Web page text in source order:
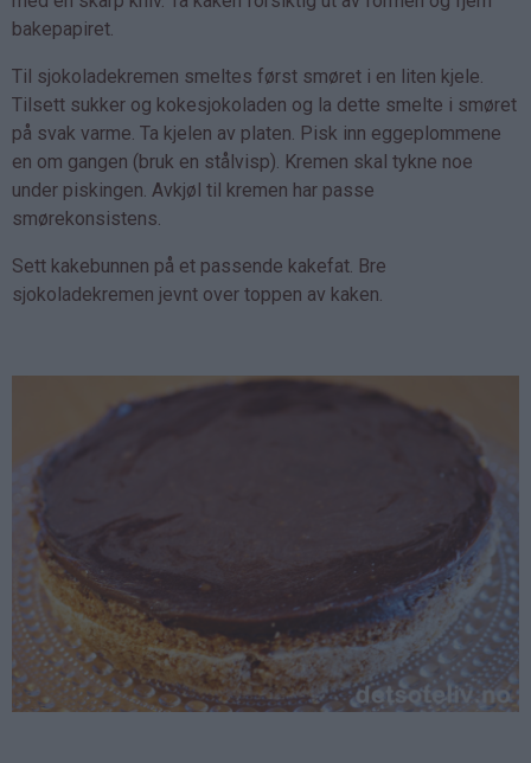
bakepapiret.
Til sjokoladekremen smeltes først smøret i en liten kjele.
Tilsett sukker og kokesjokoladen og la dette smelte i smøret
på svak varme. Ta kjelen av platen. Pisk inn eggeplommene
en om gangen (bruk en stålvisp). Kremen skal tykne noe
under piskingen. Avkjøl til kremen har passe
smørekonsistens.
Sett kakebunnen på et passende kakefat. Bre
sjokoladekremen jevnt over toppen av kaken.